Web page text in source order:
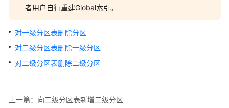
介
费
说
快
者用户自行重建Global索引。
对一级分区表删除分区
对二级分区表删除一级分区
对二级分区表删除二级分区
上一篇：向二级分区表新增二级分区